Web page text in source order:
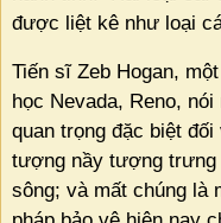
được liệt kê như loại
Tiến sĩ Zeb Hogan,
học Nevada, Reno,
quan trọng đặc biệt
tượng nầy tượng trưng
sông; và mất chúng là